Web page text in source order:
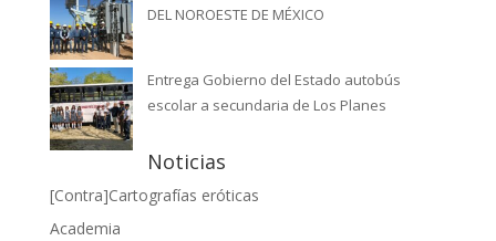
DEL NOROESTE DE MÉXICO
Entrega Gobierno del Estado autobús
escolar a secundaria de Los Planes
Noticias
[Contra]Cartografías eróticas
Academia